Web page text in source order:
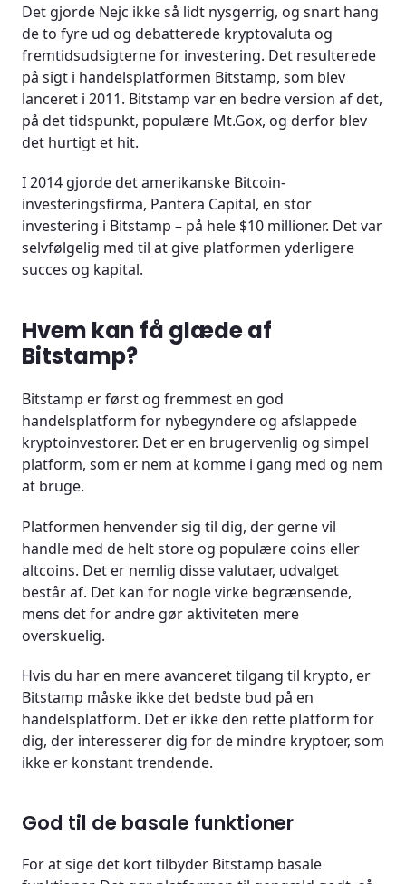
Det gjorde Nejc ikke så lidt nysgerrig, og snart hang
de to fyre ud og debatterede kryptovaluta og
fremtidsudsigterne for investering. Det resulterede
på sigt i handelsplatformen Bitstamp, som blev
lanceret i 2011. Bitstamp var en bedre version af det,
på det tidspunkt, populære Mt.Gox, og derfor blev
det hurtigt et hit.
I 2014 gjorde det amerikanske Bitcoin-
investeringsfirma, Pantera Capital, en stor
investering i Bitstamp – på hele $10 millioner. Det var
selvfølgelig med til at give platformen yderligere
succes og kapital.
Hvem kan få glæde af
Bitstamp?
Bitstamp er først og fremmest en god
handelsplatform for nybegyndere og afslappede
kryptoinvestorer. Det er en brugervenlig og simpel
platform, som er nem at komme i gang med og nem
at bruge.
Platformen henvender sig til dig, der gerne vil
handle med de helt store og populære coins eller
altcoins. Det er nemlig disse valutaer, udvalget
består af. Det kan for nogle virke begrænsende,
mens det for andre gør aktiviteten mere
overskuelig.
Hvis du har en mere avanceret tilgang til krypto, er
Bitstamp måske ikke det bedste bud på en
handelsplatform. Det er ikke den rette platform for
dig, der interesserer dig for de mindre kryptoer, som
ikke er konstant trendende.
God til de basale funktioner
For at sige det kort tilbyder Bitstamp basale